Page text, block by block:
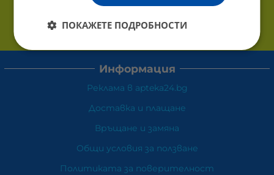
Информация
Реклама в apteka24.bg
Доставка и плащане
Връщане и замяна
Общи условия за ползване
Политиката за поверителност
ПОКАЖЕТЕ ПОДРОБНОСТИ